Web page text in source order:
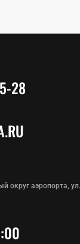
28
округ аэропорта,